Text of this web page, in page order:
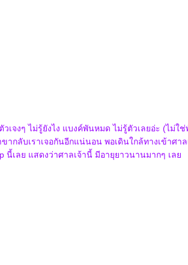
จงๆ ไม่รู้ยังไง แบงค์พันหมด ไม่รู้ตัวเลยอ่ะ (ไม่
กลับเราเจอกันอีกแน่นอน พอเดินใกล้ทางเข้าศาล
นี้เลย แสดงว่าศาลเจ้านี้ มีอายุยาวนานมากๆ เล